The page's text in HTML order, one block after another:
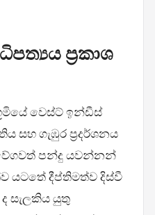
ප්‍රකාශ
වෙස්ට් ඉන්ඩීස්
සහ ගැඹුර ප්‍රදර්ශනය
පන්දු යවන්නන්
දීප්තිමත්ව දිස්වී
සැලකිය යුතු